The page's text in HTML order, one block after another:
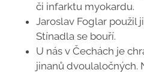
či infarktu myokardu.
Jaroslav Foglar použil
Stínadla se bouří.
U nás v Čechách je
jinanů dvoulaločných.